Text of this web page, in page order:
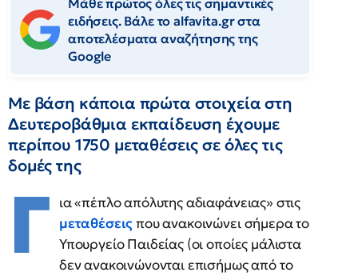
Μάθε πρώτος όλες τις σημαντικές
ειδήσεις. Βάλε το alfavita.gr στα
αποτελέσματα αναζήτησης της
Google
Με βάση κάποια πρώτα στοιχεία στη
Δευτεροβάθμια εκπαίδευση έχουμε
περίπου 1750 μεταθέσεις σε όλες τις
δομές της
Γ ια «πέπλο απόλυτης αδιαφάνειας» στις
μεταθέσειςπου ανακοινώνει σήμερα το
Υπουργείο Παιδείας (οι οποίες μάλιστα
δεν ανακοινώνονται επισήμως από το